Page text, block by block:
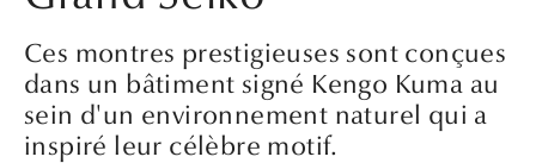
Ces montres prestigieuses sont conçues
dans un bâtiment signé Kengo Kuma au
sein d'un environnement naturel qui a
inspiré leur célèbre motif.